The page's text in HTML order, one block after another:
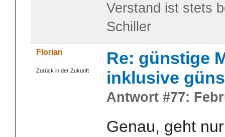
Verstand ist stets
Schiller
Florian
Zurück in der Zukunft
Re: günstige
inklusive
Antwort #77:
Genau, geht